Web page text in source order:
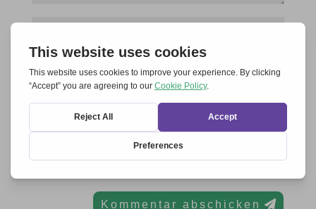
Name, E-Mail-Adresse und Website in diesem
Browser für meinen nächsten Kommentar speichern.
Kommentar abschicken